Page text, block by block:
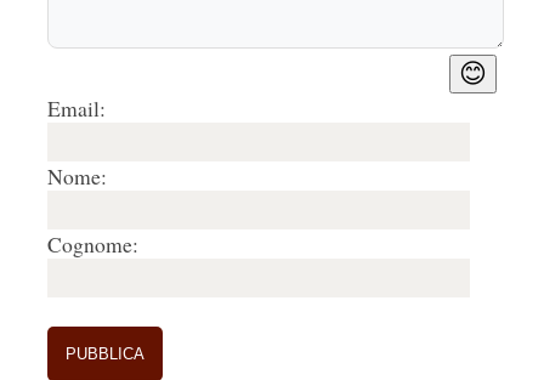
😊
Email:
Nome:
Cognome: